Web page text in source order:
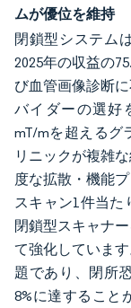
ムが優位を維持
閉鎖型システム
2025年の収益の
び血管画像診断
バイダーの選好
mT/mを超えるグ
リニックが複雑
度な拡散・機能
スキャン1件当た
閉鎖型スキャナ
て強化していま
題であり、閉所
8%に達すること